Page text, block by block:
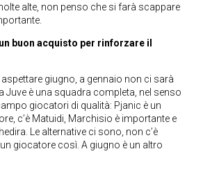
alte, non penso che si farà scappare
buon acquisto per rinforzare il
giugno, a gennaio non ci sarà
Juve è una squadra completa, nel senso
giocatori di qualità: Pjanic è un
c’è Matuidi, Marchisio è importante e
Le alternative ci sono, non c’è
giocatore così. A giugno è un altro